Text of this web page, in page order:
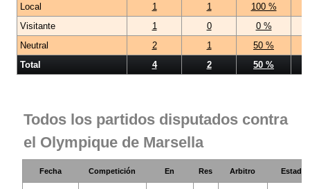
Local
1 1
100 %
Visitante
1 0
0 %
Neutral
2 1
50 %
Total
4 2 50 %
Todos los partidos disputados contra
el Olympique de Marsella
Fecha Competición En Res Arbitro Estadio